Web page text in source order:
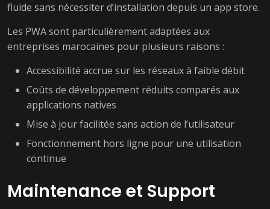
fluide sans nécessiter d’installation depuis un app store.
Les PWA sont particulièrement adaptées aux
entreprises marocaines pour plusieurs raisons :
Accessibilité accrue sur les réseaux à faible débit
Coûts de développement réduits comparés aux
applications natives
Mise à jour facilitée sans action de l’utilisateur
Fonctionnement hors ligne pour une utilisation
continue
Maintenance et Support